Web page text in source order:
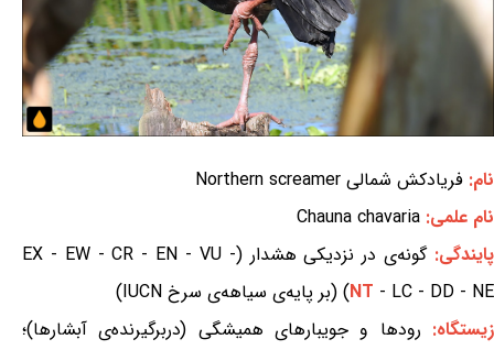
نام: فریادکش شمالی Northern screamer
نام علمی: Chauna chavaria
پایندگی:گونه‌ی در نزدیکی هشدار (EX - EW - CR - EN - VU -
NT - LC - DD - NE) (بر پایه‌ی سیاهه‌ی سرخ IUCN)
زیستگاه: رودها و جویبارهای همیشگی (دربرگیرنده‌ی آبشارها)؛